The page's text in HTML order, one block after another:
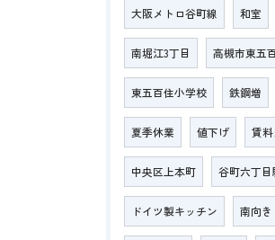
大阪メトロ谷町線 和室
南堀江3丁目 高槻市東五
東五百住小学校 鉄鋼増
夏季休業 値下げ 賃
中央区上本町 谷町六丁目
ドイツ製キッチン 南向き